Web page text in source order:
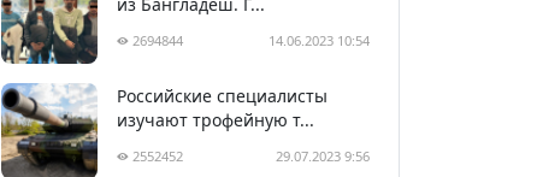
2694844 14.06.2023 10:54
Российские специалисты
изучают трофейную т...
2552452 29.07.2023 9:56